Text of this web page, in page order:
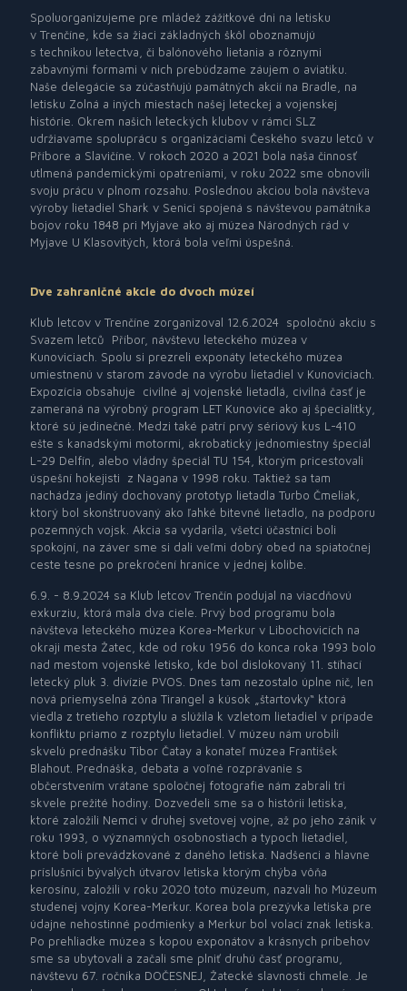
Spoluorganizujeme pre mládež zážitkové dni na letisku
v Trenčíne, kde sa žiaci základných škôl oboznamujú
s technikou letectva, či balónového lietania a rôznymi
zábavnými formami v nich prebúdzame záujem o aviatiku.
Naše delegácie sa zúčastňujú pamätných akcií na Bradle, na
letisku Zolná a iných miestach našej leteckej a vojenskej
histórie. Okrem našich leteckých klubov v rámci SLZ
udržiavame spoluprácu s organizáciami Českého svazu letců v
Příbore a Slavičíne. V rokoch 2020 a 2021 bola naša činnosť
utlmená pandemickými opatreniami, v roku 2022 sme obnovili
svoju prácu v plnom rozsahu. Poslednou akciou bola návšteva
výroby lietadiel Shark v Senici spojená s návštevou pamätníka
bojov roku 1848 pri Myjave ako aj múzea Národných rád v
Myjave U Klasovitých, ktorá bola veľmi úspešná.
Dve zahraničné akcie do dvoch múzeí
Klub letcov v Trenčíne zorganizoval 12.6.2024 spoločnú akciu s
Svazem letců
Příbor, návštevu leteckého múzea v
Kunoviciach. Spolu si prezreli exponáty leteckého múzea
umiestnenú v starom závode na výrobu lietadiel v Kunoviciach.
Expozícia obsahuje
civilné aj vojenské lietadlá, civilná časť je
zameraná na výrobný program LET Kunovice ako aj špecialitky,
ktoré sú jedinečné. Medzi také patrí prvý sériový kus L-410
ešte s kanadskými motormi, akrobatický jednomiestny špeciál
L-29 Delfín, alebo vládny špeciál TU 154, ktorým pricestovali
úspešní hokejisti
z Nagana v 1998 roku. Taktiež sa tam
nachádza jediný dochovaný prototyp lietadla Turbo Čmeliak,
ktorý bol skonštruovaný ako ľahké bitevné lietadlo, na podporu
pozemných vojsk. Akcia sa vydarila, všetci účastníci boli
spokojní, na záver sme si dali veľmi dobrý obed na spiatočnej
ceste tesne po prekročení hranice v jednej kolibe.
6.9. - 8.9.2024 sa Klub letcov Trenčín podujal na viacdňovú
exkurziu, ktorá mala dva ciele. Prvý bod programu bola
návšteva leteckého múzea Korea-Merkur v Libochovicích na
okraji mesta Žatec, kde od roku 1956 do konca roka 1993 bolo
nad mestom vojenské letisko, kde bol dislokovaný 11. stíhací
letecký pluk 3. divízie PVOS. Dnes tam nezostalo úplne nič, len
nová priemyselná zóna Tirangel a kúsok „štartovky“ ktorá
viedla z tretieho rozptylu a slúžila k vzletom lietadiel v prípade
konfliktu priamo z rozptylu lietadiel. V múzeu nám urobili
skvelú prednášku Tibor Čatay a konateľ múzea František
Blahout. Prednáška, debata a voľné rozprávanie s
občerstvením vrátane spoločnej fotografie nám zabrali tri
skvele prežité hodiny. Dozvedeli sme sa o histórii letiska,
ktoré založili Nemci v druhej svetovej vojne, až po jeho zánik v
roku 1993, o významných osobnostiach a typoch lietadiel,
ktoré boli prevádzkované z daného letiska. Nadšenci a hlavne
príslušníci bývalých útvarov letiska ktorým chýba vôňa
kerosínu, založili v roku 2020 toto múzeum, nazvali ho Múzeum
studenej vojny Korea-Merkur. Korea bola prezývka letiska pre
údajne nehostinné podmienky a Merkur bol volací znak letiska.
Po prehliadke múzea s kopou exponátov a krásnych príbehov
sme sa ubytovali a začali sme plniť druhú časť programu,
návštevu 67. ročníka DOČESNEJ, Žatecké slavnosti chmele. Je